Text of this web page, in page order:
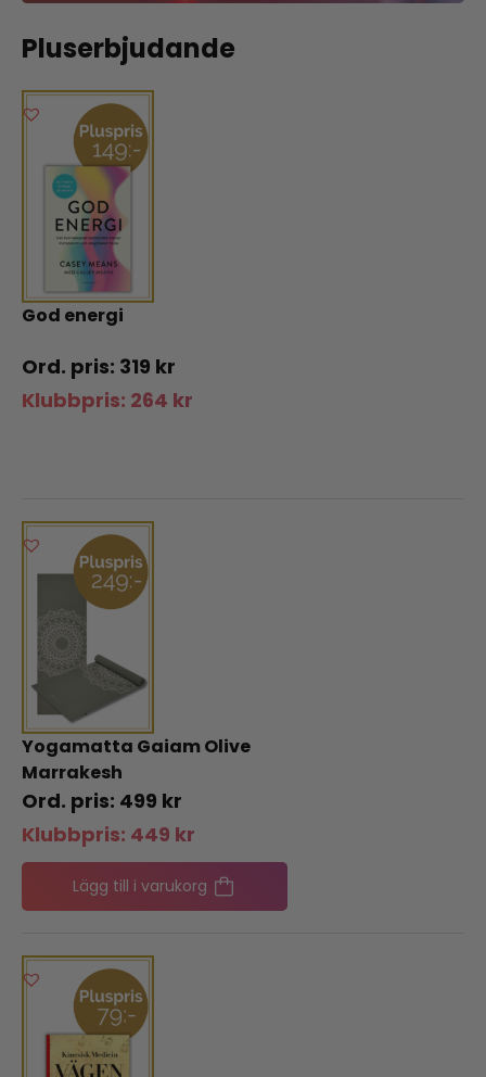
Pluserbjudande
God energi
319 kr
Klubbpris: 264 kr
Yogamatta Gaiam Olive
Marrakesh
499 kr
Klubbpris: 449 kr
Lägg till i varukorg